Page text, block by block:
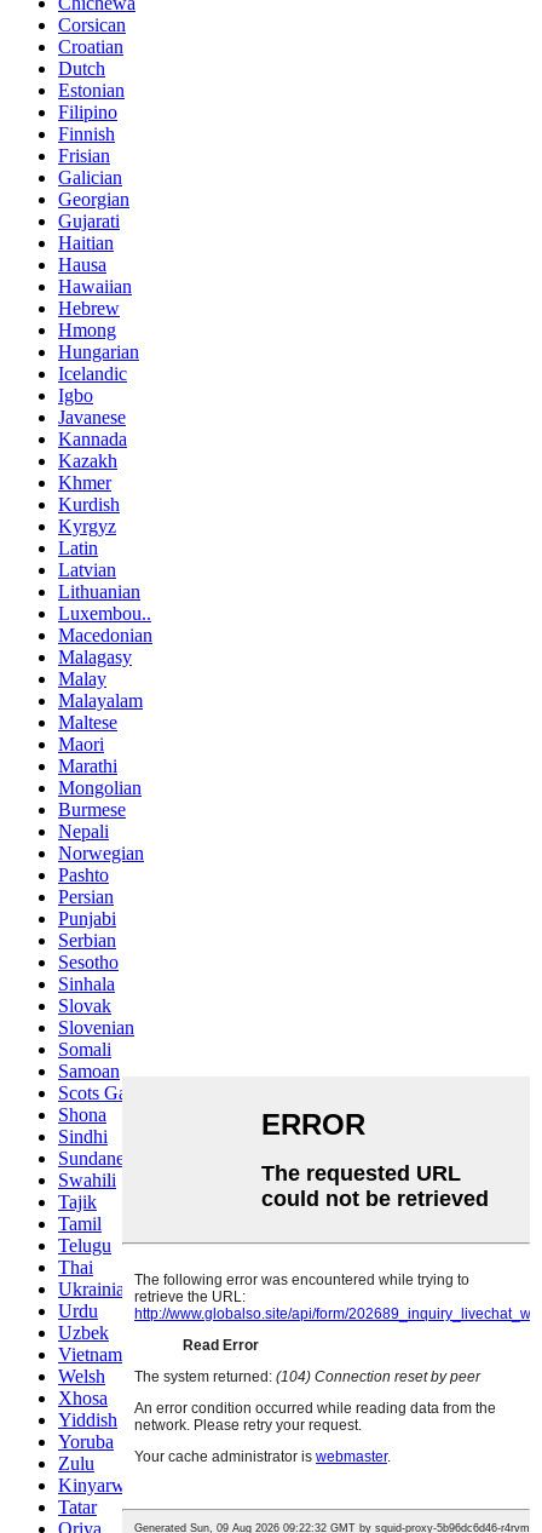
Corsican
Croatian
Dutch
Estonian
Filipino
Finnish
Frisian
Galician
Georgian
Gujarati
Haitian
Hausa
Hawaiian
Hebrew
Hmong
Hungarian
Icelandic
Igbo
Javanese
Kannada
Kazakh
Khmer
Kurdish
Kyrgyz
Latin
Latvian
Lithuanian
Luxembou..
Macedonian
Malagasy
Malay
Malayalam
Maltese
Maori
Marathi
Mongolian
Burmese
Nepali
Norwegian
Pashto
Persian
Punjabi
Serbian
Sesotho
Sinhala
Slovak
Slovenian
Somali
Samoan
Scots Gaelic
Shona
Sindhi
Sundanese
Swahili
Tajik
Tamil
Telugu
Thai
Ukrainian
Urdu
Uzbek
Vietnamese
Welsh
Xhosa
Yiddish
Yoruba
Zulu
Kinyarwanda
Tatar